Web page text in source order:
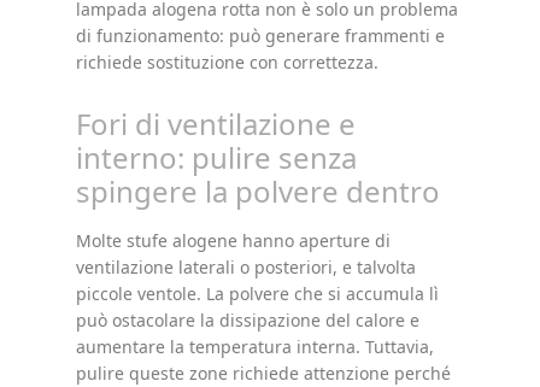
lampada alogena rotta non è solo un problema
di funzionamento: può generare frammenti e
richiede sostituzione con correttezza.
Fori di ventilazione e
interno: pulire senza
spingere la polvere dentro
Molte stufe alogene hanno aperture di
ventilazione laterali o posteriori, e talvolta
piccole ventole. La polvere che si accumula lì
può ostacolare la dissipazione del calore e
aumentare la temperatura interna. Tuttavia,
pulire queste zone richiede attenzione perché